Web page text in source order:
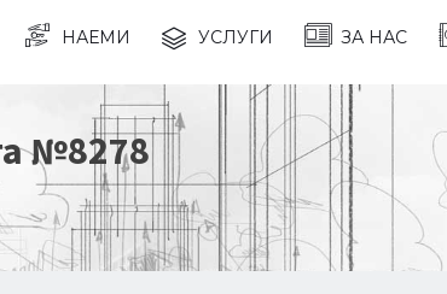
НАЕМИ УСЛУГИ ЗА НАС
№8278